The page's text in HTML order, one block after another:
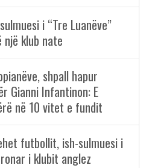
i “Tre Luanëve”
një klub nate
shpall hapur
Gianni Infantinon: E
në 10 vitet e fundit
futbollit, ish-sulmuesi i
i klubit anglez